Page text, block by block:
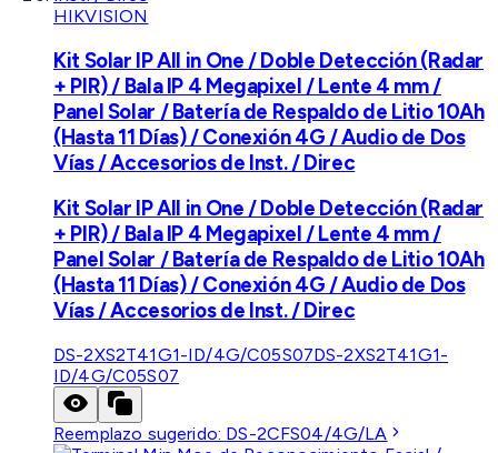
HIKVISION
Kit Solar IP All in One / Doble Detección (Radar
+ PIR) / Bala IP 4 Megapixel / Lente 4 mm /
Panel Solar / Batería de Respaldo de Litio 10Ah
(Hasta 11 Días) / Conexión 4G / Audio de Dos
Vías / Accesorios de Inst. / Direc
Kit Solar IP All in One / Doble Detección (Radar
+ PIR) / Bala IP 4 Megapixel / Lente 4 mm /
Panel Solar / Batería de Respaldo de Litio 10Ah
(Hasta 11 Días) / Conexión 4G / Audio de Dos
Vías / Accesorios de Inst. / Direc
DS-2XS2T41G1-ID/4G/C05S07DS-2XS2T41G1-
ID/4G/C05S07
Reemplazo sugerido: DS-2CFS04/4G/LA